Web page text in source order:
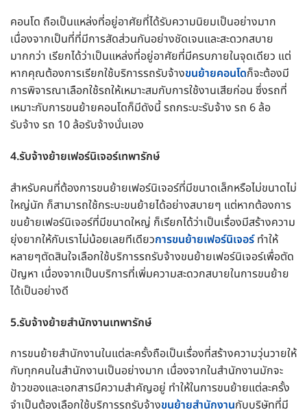
คอนโด ถือเป็นแหล่งที่อยู่อาศัยที่ได้รับความนิยมเป็นอย่างมาก
เนื่องจากเป็นที่ที่มีการสัดส่วนกันอย่างชัดเจนและสะดวกสบาย
มากกว่า เรียกได้ว่าเป็นแหล่งที่อยู่อาศัยที่มีครบภายในจุดเดียว แต่
หากคุณต้องการเรียกใช้บริการรถรับจ้างขนย้ายคอนโดก็จะต้องมี
การพิจารณาเลือกใช้รถให้เหมาะสมกับการใช้งานเสียก่อน ซึ่งรถที่
เหมาะกับการขนย้ายคอนโดก็มีดังนี้ รถกระบะรับจ้าง รถ 6 ล้อ
รับจ้าง รถ 10 ล้อรับจ้างนั่นเอง
4.รับจ้างย้ายเฟอร์นิเจอร์เทพารักษ์
สำหรับคนที่ต้องการขนย้ายเฟอร์นิเจอร์ที่มีขนาดเล็กหรือไม่ขนาดไม่
ใหญ่นัก ก็สามารถใช้กระบะขนย้ายได้อย่างสบายๆ แต่หากต้องการ
ขนย้ายเฟอร์นิเจอร์ที่มีขนาดใหญ่ ก็เรียกได้ว่าเป็นเรื่องมีสร้างความ
ยุ่งยากให้กับเราไม่น้อยเลยทีเดียวการขนย้ายเฟอร์นิเจอร์ทำให้
หลายๆตัดสินใจเลือกใช้บริการรถรับจ้างขนย้ายเฟอร์นิเจอร์เพื่อตัด
ปัญหา เนื่องจากเป็นบริการที่เพิ่มความสะดวกสบายในการขนย้าย
ได้เป็นอย่างดี
5.รับจ้างย้ายสำนักงานเทพารักษ์
การขนย้ายสำนักงานในแต่ละครั้งถือเป็นเรื่องที่สร้างความวุ่นวายให้
กับทุกคนในสำนักงานเป็นอย่างมาก เนื่องจากในสำนักงานมักจะ
ข้าวของและเอกสารมีความสำคัญอยู่ ทำให้ในการขนย้ายแต่ละครั้ง
จำเป็นต้องเลือกใช้บริการรถรับจ้างขนย้ายสำนักงานกับบริษัทที่มี